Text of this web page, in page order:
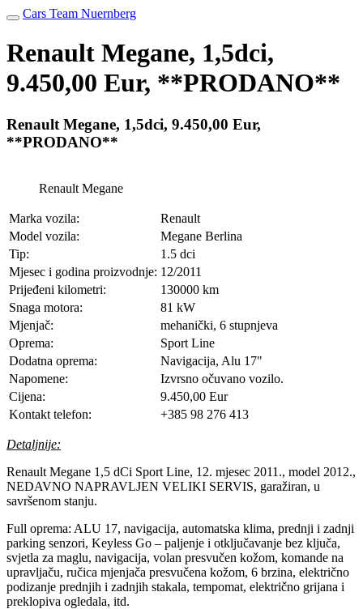
Cars Team Nuernberg
Renault Megane, 1,5dci,
9.450,00 Eur, **PRODANO**
Renault Megane, 1,5dci, 9.450,00 Eur,
**PRODANO**
Renault Megane
Marka vozila:
Renault
Model vozila:
Megane Berlina
Tip:
1.5 dci
Mjesec i godina proizvodnje: 12/2011
Prijeđeni kilometri:
130000 km
Snaga motora:
81 kW
Mjenjač:
mehanički, 6 stupnjeva
Oprema:
Sport Line
Dodatna oprema:
Navigacija, Alu 17"
Napomene:
Izvrsno očuvano vozilo.
Cijena:
9.450,00 Eur
Kontakt telefon:
+385 98 276 413
Detaljnije:
Renault Megane 1,5 dCi Sport Line, 12. mjesec 2011., model 2012.,
NEDAVNO NAPRAVLJEN VELIKI SERVIS, garažiran, u
savršenom stanju.
Full oprema: ALU 17, navigacija, automatska klima, prednji i zadnji
parking senzori, Keyless Go – paljenje i otključavanje bez ključa,
svjetla za maglu, navigacija, volan presvučen kožom, komande na
upravljaču, ručica mjenjača presvučena kožom, 6 brzina, električno
podizanje prednjih i zadnjih stakala, tempomat, električno grijana i
preklopiva ogledala, itd.